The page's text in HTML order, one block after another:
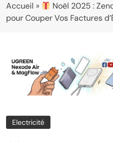
Accueil »
Noël 2025 :
pour Couper Vos Factures
Electricité